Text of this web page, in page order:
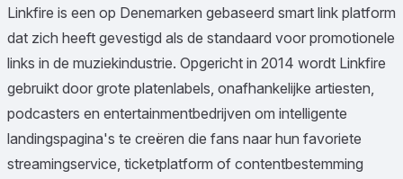
Linkfire is een op Denemarken gebaseerd smart link platform
dat zich heeft gevestigd als de standaard voor promotionele
links in de muziekindustrie. Opgericht in 2014 wordt Linkfire
gebruikt door grote platenlabels, onafhankelijke artiesten,
podcasters en entertainmentbedrijven om intelligente
landingspagina's te creëren die fans naar hun favoriete
streamingservice, ticketplatform of contentbestemming